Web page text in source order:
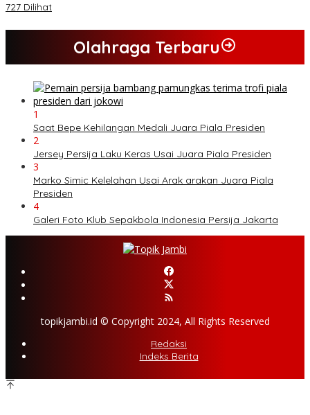
727 Dilihat
Olahraga Terbaru
1
Saat Bepe Kehilangan Medali Juara Piala Presiden
2
Jersey Persija Laku Keras Usai Juara Piala Presiden
3
Marko Simic Kelelahan Usai Arak arakan Juara Piala
Presiden
4
Galeri Foto Klub Sepakbola Indonesia Persija Jakarta
topikjambi.id © Copyright 2024, All Rights Reserved
Redaksi
Indeks Berita